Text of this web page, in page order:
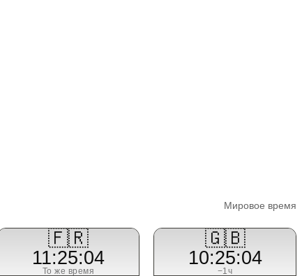
Мировое время
🇫🇷
11:25:04
То же время
🇬🇧
10:25:04
−1ч